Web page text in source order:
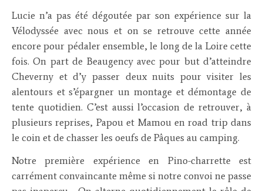
Lucie n’a pas été dégoutée par son expérience sur la
Vélodyssée avec nous et on se retrouve cette année
encore pour pédaler ensemble, le long de la Loire cette
fois. On part de Beaugency avec pour but d’atteindre
Cheverny et d’y passer deux nuits pour visiter les
alentours et s’épargner un montage et démontage de
tente quotidien. C’est aussi l’occasion de retrouver, à
plusieurs reprises, Papou et Mamou en road trip dans
le coin et de chasser les oeufs de Pâques au camping.
Notre première expérience en Pino-charrette est
carrément convaincante même si notre convoi ne passe